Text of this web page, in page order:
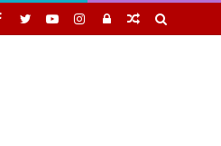
Random
Log
Instagram
YouTube
Twitter
Facebook